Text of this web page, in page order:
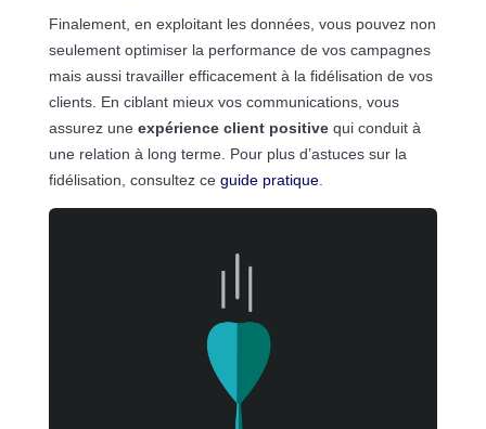
Finalement, en exploitant les données, vous pouvez non
seulement optimiser la performance de vos campagnes
mais aussi travailler efficacement à la fidélisation de vos
clients. En ciblant mieux vos communications, vous
assurez une expérience client positivequi conduit à
une relation à long terme. Pour plus d’astuces sur la
fidélisation, consultez ce guide pratique.